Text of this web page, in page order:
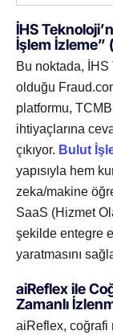
İHS
İşlem İzleme”
Bu noktada, İHS
olduğu
platformu,
ihtiyaçlarına
çıkıyor. Bulut
yapısıyla hem
zeka/makine
SaaS (Hizmet
şekilde entegre
yaratmasını
aiReflex ile
Zamanlı
aiReflex, coğrafi